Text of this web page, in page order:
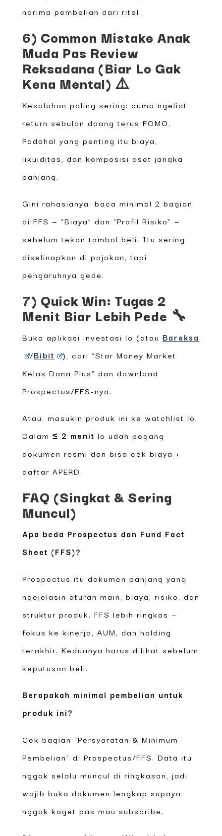
narima pembelian dari ritel.
6) Common Mistake Anak
Muda Pas Review
Reksadana (Biar Lo Gak
Kena Mental) ⚠️
Kesalahan paling sering: cuma ngeliat
return sebulan doang terus FOMO.
Padahal yang penting itu biaya,
likuiditas, dan komposisi aset jangka
panjang.
Gini rahasianya: baca minimal 2 bagian
di FFS — “Biaya” dan “Profil Risiko” —
sebelum tekan tombol beli. Itu sering
diselinapkan di pojokan, tapi
pengaruhnya gede.
7) Quick Win: Tugas 2
Menit Biar Lebih Pede 🔧
Buka aplikasi investasi lo (atau Bareksa
/Bibit
), cari “Star Money Market
Kelas Dana Plus” dan download
Prospectus/FFS-nya.
Atau: masukin produk ini ke watchlist lo.
Dalam ≤ 2 menit lo udah pegang
dokumen resmi dan bisa cek biaya +
daftar APERD.
FAQ (Singkat & Sering
Muncul)
Apa beda Prospectus dan Fund Fact
Sheet (FFS)?
Prospectus itu dokumen panjang yang
ngejelasin aturan main, biaya, risiko, dan
struktur produk. FFS lebih ringkas —
fokus ke kinerja, AUM, dan holding
terakhir. Keduanya harus dilihat sebelum
keputusan beli.
Berapakah minimal pembelian untuk
produk ini?
Cek bagian “Persyaratan & Minimum
Pembelian” di Prospectus/FFS. Data itu
nggak selalu muncul di ringkasan, jadi
wajib buka dokumen lengkap supaya
nggak kaget pas mau subscribe.